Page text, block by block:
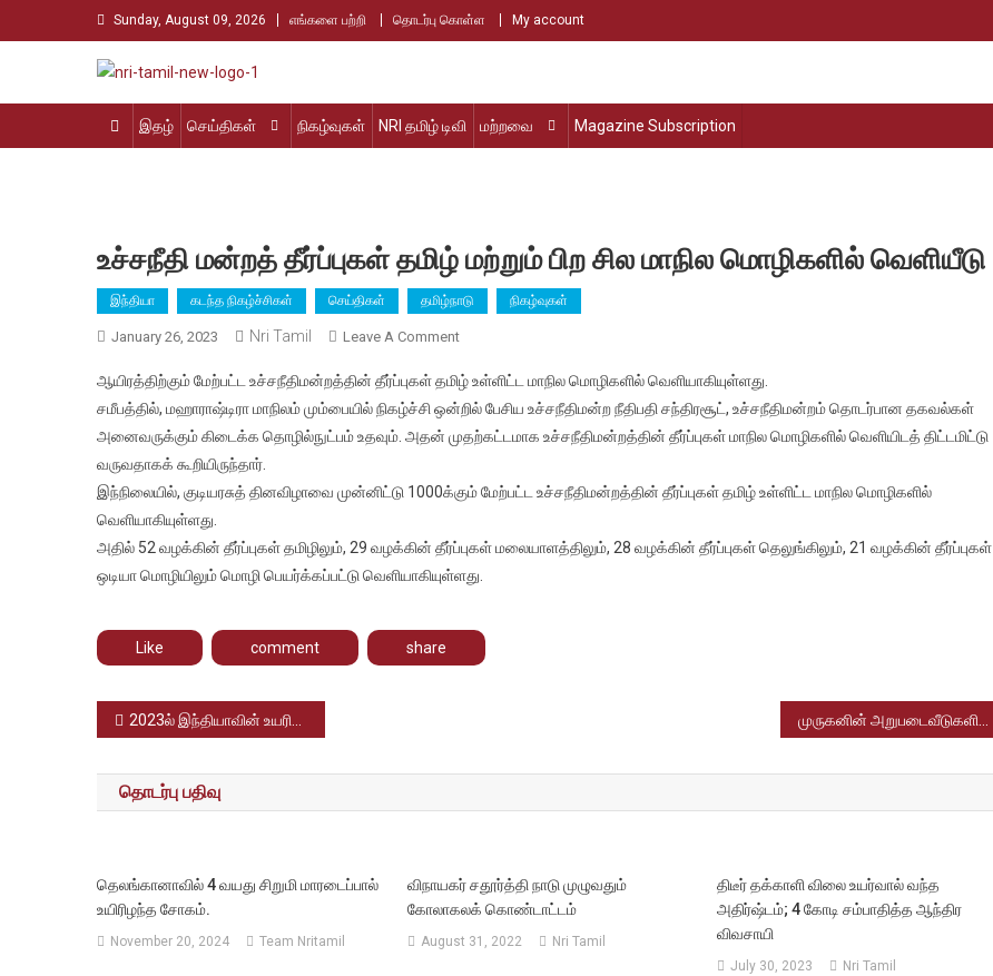
to
Sunday, August 09, 2026 எங்களை பற்றி தொடர்பு கொள்ள My account
Nri Tamil
உலக தமிழர்களின் உரத்த குரல்
இதழ்
செய்திகள் நிகழ்வுகள் NRI தமிழ் டிவி மற்றவை Magazine Subscription
உச்சநீதி மன்றத் தீர்ப்புகள் தமிழ் மற்றும் பிற சில மாநில மொழிகளில் வெளியீடு
இந்தியா கடந்த நிகழ்ச்சிகள் செய்திகள் தமிழ்நாடு நிகழ்வுகள்
January 26, 2023 Nri Tamil Leave A CommentOn
மன்றத்
தீர்ப்புகள்
தமிழ்
பிற
மாநில
ஆயிரத்திற்கும் மேற்பட்ட உச்சநீதிமன்றத்தின் தீர்ப்புகள் தமிழ் உள்ளிட்ட மாநில மொழிகளில் வெளியாகியுள்ளது.
சமீபத்தில், மஹாராஷ்டிரா மாநிலம் மும்பையில் நிகழ்ச்சி ஒன்றில் பேசிய உச்சநீதிமன்ற நீதிபதி சந்திரசூட், உச்சநீதிமன்றம் தொடர்பான தகவல்கள்
அனைவருக்கும் கிடைக்க தொழில்நுட்பம் உதவும். அதன் முதற்கட்டமாக உச்சநீதிமன்றத்தின் தீர்ப்புகள் மாநில மொழிகளில் வெளியிடத் திட்டமிட்டு
வருவதாகக் கூறியிருந்தார்.
இந்நிலையில், குடியரசுத் தினவிழாவை முன்னிட்டு 1000க்கும் மேற்பட்ட உச்சநீதிமன்றத்தின் தீர்ப்புகள் தமிழ் உள்ளிட்ட மாநில மொழிகளில்
வெளியாகியுள்ளது.
அதில் 52 வழக்கின் தீர்ப்புகள் தமிழிலும், 29 வழக்கின் தீர்ப்புகள் மலையாளத்திலும், 28 வழக்கின் தீர்ப்புகள் தெலுங்கிலும், 21 வழக்கின் தீர்ப்புகள்
ஒடியா மொழியிலும் மொழி பெயர்க்கப்பட்டு வெளியாகியுள்ளது.
Like comment share
Post
navigation
2023ல் இந்தியாவின் உயரிய விருதான பத்ம விருதுகளை பெறும் தமிழர்கள்
தொடர்பு பதிவு
தெலங்கானாவில் 4 வயது சிறுமி மாரடைப்பால்
உயிரிழந்த சோகம்.
November 20, 2024 Team Nritamil
விநாயகர் சதூர்த்தி நாடு முழுவதும்
கோலாகலக் கொண்டாட்டம்
August 31, 2022 Nri Tamil
திடீர் தக்காளி விலை உயர்வால் வந்த
அதிர்ஷ்டம்; 4 கோடி சம்பாதித்த ஆந்திர
விவசாயி
July 30, 2023 Nri Tamil